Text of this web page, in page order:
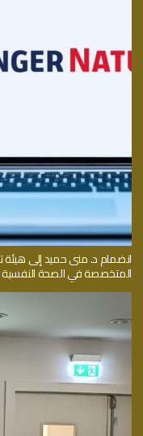
المتخصصة في الصحة النفسية